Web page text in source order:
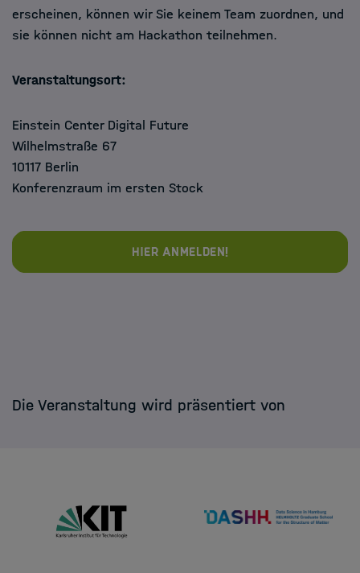
erscheinen, können wir Sie keinem Team zuordnen, und
sie können nicht am Hackathon teilnehmen.
Veranstaltungsort:
Einstein Center Digital Future
Wilhelmstraße 67
10117 Berlin
Konferenzraum im ersten Stock
Hier anmelden!
Die Veranstaltung wird präsentiert von